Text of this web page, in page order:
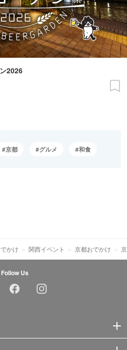
2026
京都 グルメ 和食
かけ 関西イベント 京都おでかけ
Follow Us